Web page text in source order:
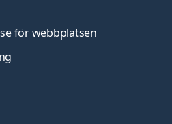
för webbplatsen